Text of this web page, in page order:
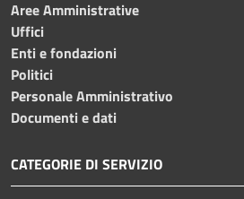
Aree Amministrative
Uffici
Enti e fondazioni
Politici
Personale Amministrativo
Documenti e dati
CATEGORIE DI SERVIZIO